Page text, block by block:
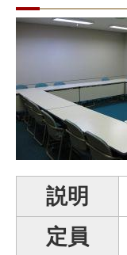
説明
定員